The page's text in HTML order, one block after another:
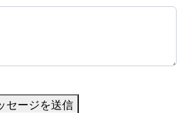
セージを送信